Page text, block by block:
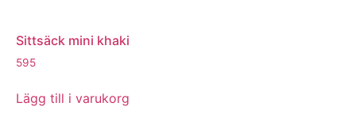
Sittsäck mini khaki
595
Lägg till i varukorg